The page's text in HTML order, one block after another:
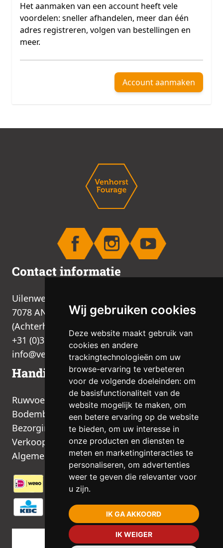
Wij gebruiken cookies
Deze website maakt gebruik van
cookies en andere
trackingtechnologieën om uw
browse-ervaring te verbeteren
voor de volgende doeleinden: om
de basisfunctionaliteit van de
website mogelijk te maken, om
een betere ervaring op de website
te bieden, om uw interesse in
onze producten en diensten te
meten en marketinginteracties te
personaliseren, om advertenties
weer te geven die relevanter voor
u zijn.
IK GA AKKOORD
IK WEIGER
Het aanmaken van een account heeft vele
voordelen: sneller afhandelen, meer dan één
adres registreren, volgen van bestellingen en
meer.
Account aanmaken
Contact informatie
Uilenweg 2B
7078 AN Megchelen
(Achterhoek, Gelderland)
+31 (0)315 377 536
info@venhorst-fourage.nl
Handige links
Ruwvoer
Bodembedekking
Bezorging
Verkooppunten
Algemene voorwaarden
© 2026 | Alle rechten voorbehouden |